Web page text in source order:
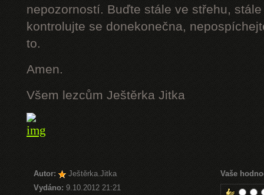
nepozorností. Buďte stále ve střehu,
kontrolujte se donekonečna,
to.
Amen.
Všem lezcům Ještěrka Jitka
Autor:
Ještěrka.Jitka
Vydáno: 9.10.2012 21:21
Vaše